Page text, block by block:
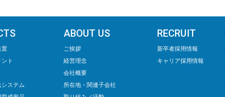
置
ト
ステム
ABOUT US
ご挨拶
経営理念
会社概要
所在地・関連子会社
RECRUIT
新卒者採用情報
キャリア採用情報